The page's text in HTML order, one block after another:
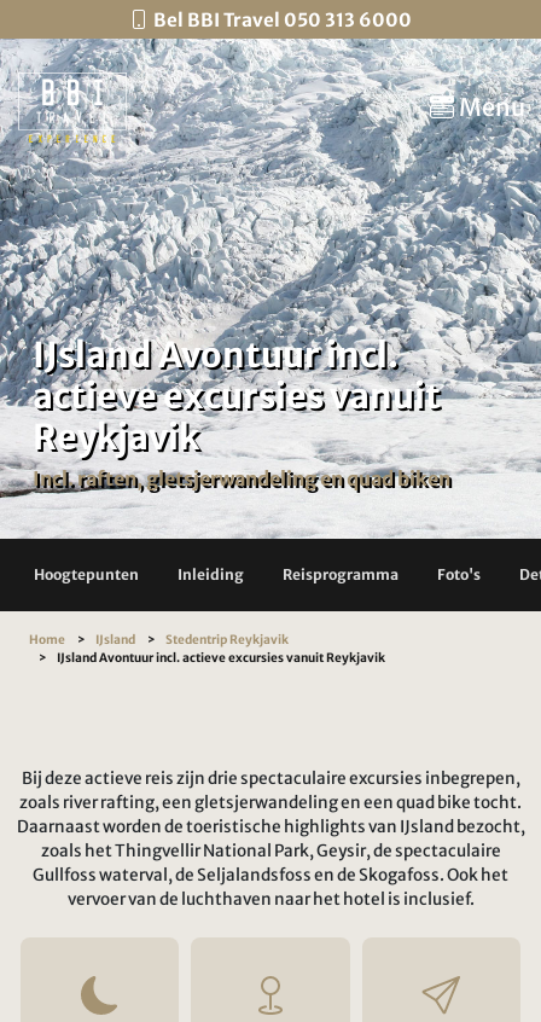
Bel BBI Travel 050 313 6000
Menu
IJsland Avontuur incl.
actieve excursies vanuit
Reykjavik
Incl. raften, gletsjerwandeling en quad biken
Hoogtepunten Inleiding Reisprogramma Foto's
Home IJsland
Stedentrip Reykjavik
IJsland Avontuur incl. actieve excursies vanuit Reykjavik
Bij deze actieve reis zijn drie spectaculaire excursies inbegrepen,
zoals river rafting, een gletsjerwandeling en een quad bike tocht.
Daarnaast worden de toeristische highlights van IJsland bezocht,
zoals het Thingvellir National Park, Geysir, de spectaculaire
Gullfoss waterval, de Seljalandsfoss en de Skogafoss. Ook het
vervoer van de luchthaven naar het hotel is inclusief.